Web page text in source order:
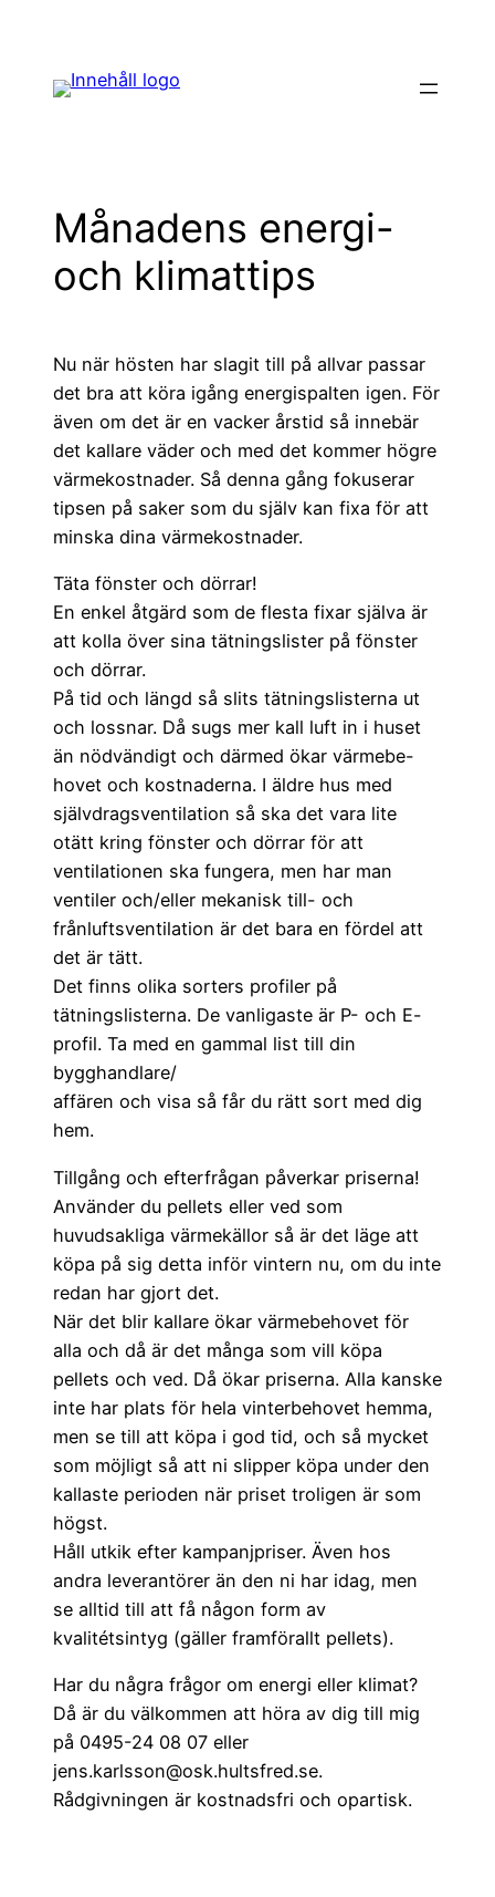
innehåll
Månadens energi-
och klimattips
Nu när hösten har slagit till på allvar passar
det bra att köra igång energispalten igen. För
även om det är en vacker årstid så innebär
det kallare väder och med det kommer högre
värmekostnader. Så denna gång fokuserar
tipsen på saker som du själv kan fixa för att
minska dina värmekostnader.
Täta fönster och dörrar!
En enkel åtgärd som de flesta fixar själva är
att kolla över sina tätningslister på fönster
och dörrar.
På tid och längd så slits tätningslisterna ut
och lossnar. Då sugs mer kall luft in i huset
än nödvändigt och därmed ökar värmebe-
hovet och kostnaderna. I äldre hus med
självdragsventilation så ska det vara lite
otätt kring fönster och dörrar för att
ventilationen ska fungera, men har man
ventiler och/eller mekanisk till- och
frånluftsventilation är det bara en fördel att
det är tätt.
Det finns olika sorters profiler på
tätningslisterna. De vanligaste är P- och E-
profil. Ta med en gammal list till din
bygghandlare/
affären och visa så får du rätt sort med dig
hem.
Tillgång och efterfrågan påverkar priserna!
Använder du pellets eller ved som
huvudsakliga värmekällor så är det läge att
köpa på sig detta inför vintern nu, om du inte
redan har gjort det.
När det blir kallare ökar värmebehovet för
alla och då är det många som vill köpa
pellets och ved. Då ökar priserna. Alla kanske
inte har plats för hela vinterbehovet hemma,
men se till att köpa i god tid, och så mycket
som möjligt så att ni slipper köpa under den
kallaste perioden när priset troligen är som
högst.
Håll utkik efter kampanjpriser. Även hos
andra leverantörer än den ni har idag, men
se alltid till att få någon form av
kvalitétsintyg (gäller framförallt pellets).
Har du några frågor om energi eller klimat?
Då är du välkommen att höra av dig till mig
på 0495-24 08 07 eller
jens.karlsson@osk.hultsfred.se.
Rådgivningen är kostnadsfri och opartisk.